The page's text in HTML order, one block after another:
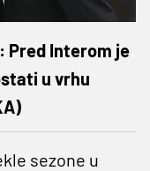
Pred Interom je
u vrhu
sezone u